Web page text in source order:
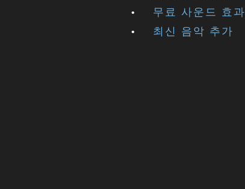
무료 사운드 효과
최신 음악 추가